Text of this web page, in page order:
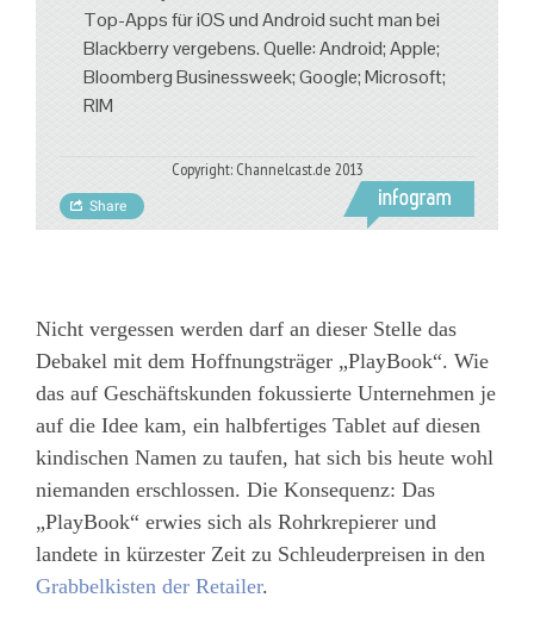
Nicht vergessen werden darf an dieser Stelle das
Debakel mit dem Hoffnungsträger „PlayBook“. Wie
das auf Geschäftskunden fokussierte Unternehmen je
auf die Idee kam, ein halbfertiges Tablet auf diesen
kindischen Namen zu taufen, hat sich bis heute wohl
niemanden erschlossen. Die Konsequenz: Das
„PlayBook“ erwies sich als Rohrkrepierer und
landete in kürzester Zeit zu Schleuderpreisen in den
Grabbelkisten der Retailer.